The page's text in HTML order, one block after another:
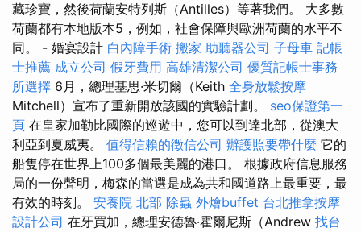
藏珍寶，然後荷蘭安特列斯（Antilles）等著我們。 大多數
荷蘭都有本地版本5，例如，社會保障與歐洲荷蘭的水平不
同。 - 婚宴設計 白內障手術 搬家 助聽器公司 子母車 記帳
士推薦 成立公司 假牙費用 高雄清潔公司 優質記帳士事務
所選擇 6月，總理基思·米切爾（Keith 全身放鬆按摩
Mitchell）宣布了重新開放該國的實驗計劃。 seo保證第一
頁 在皇家加勒比國際的巡遊中，您可以到達北部，從澳大
利亞到夏威夷。 值得信賴的徵信公司 辦護照要帶什麼 它的
船隻停在世界上100多個最美麗的港口。 根據政府信息服務
局的一份聲明，梅森的當選是成為共和國道路上最重要，最
有效的時刻。 安養院 北部 除蟲 外燴buffet 台北推拿按摩
設計公司 在牙買加，總理安德魯·霍爾尼斯（Andrew 找台